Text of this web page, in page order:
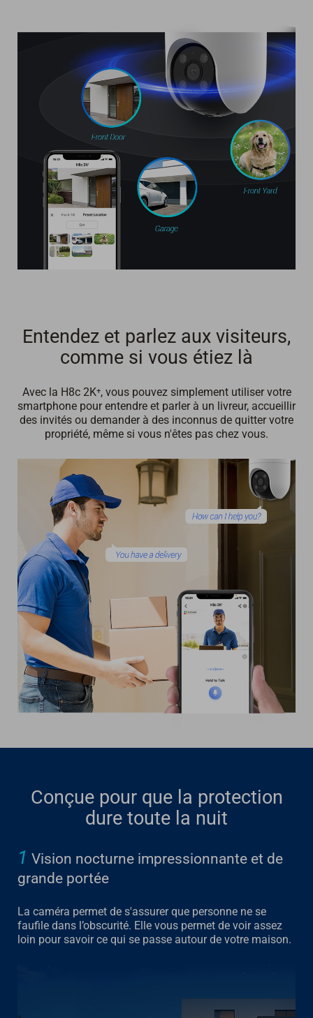
Entendez et parlez aux visiteurs,
comme si vous étiez là
Avec la H8c 2K⁺, vous pouvez simplement utiliser votre
smartphone pour entendre et parler à un livreur, accueillir
des invités ou demander à des inconnus de quitter votre
propriété, même si vous n'êtes pas chez vous.
Conçue pour que la protection
dure toute la nuit
1 Vision nocturne impressionnante et de
grande portée
La caméra permet de s'assurer que personne ne se
faufile dans l’obscurité. Elle vous permet de voir assez
loin pour savoir ce qui se passe autour de votre maison.